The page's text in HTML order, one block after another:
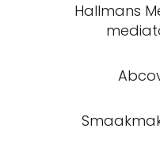
Hallmans